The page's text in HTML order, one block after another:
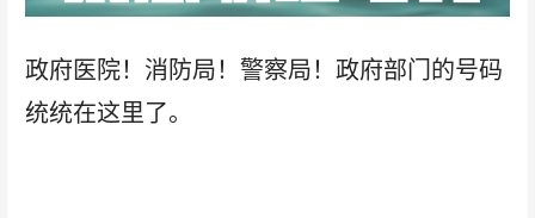
政府医院！消防局！警察局！政府部门的号码
统统在这里了。